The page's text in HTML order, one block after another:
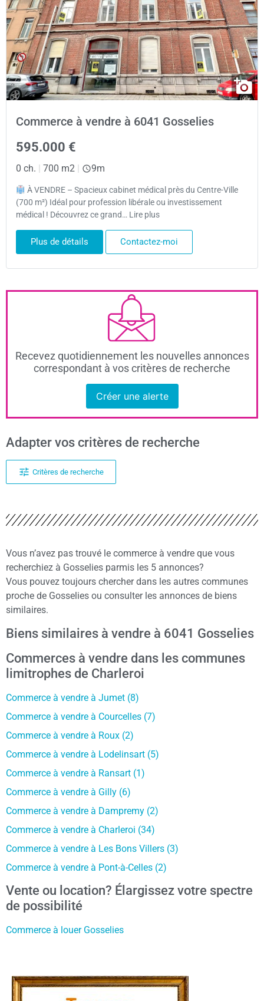
Commerce à vendre à 6041 Gosselies
595.000 €
0 ch. | 700 m2 | 9m
À VENDRE – Spacieux cabinet médical près du Centre-Ville
(700 m²) Idéal pour profession libérale ou investissement
médical ! Découvrez ce grand… Lire plus
Plus de détails Contactez-moi
Recevez quotidiennement les nouvelles annonces
correspondant à vos critères de recherche
Créer une alerte
Adapter vos critères de recherche
Critères de recherche
Vous n’avez pas trouvé le commerce à vendre que vous
recherchiez à Gosselies parmis les 5 annonces?
Vous pouvez toujours chercher dans les autres communes
proche de Gosselies ou consulter les annonces de biens
similaires.
Biens similaires à vendre à 6041 Gosselies
Commerces à vendre dans les communes
limitrophes de Charleroi
Commerce à vendre à Jumet (8)
Commerce à vendre à Courcelles (7)
Commerce à vendre à Roux (2)
Commerce à vendre à Lodelinsart (5)
Commerce à vendre à Ransart (1)
Commerce à vendre à Gilly (6)
Commerce à vendre à Dampremy (2)
Commerce à vendre à Charleroi (34)
Commerce à vendre à Les Bons Villers (3)
Commerce à vendre à Pont-à-Celles (2)
Vente ou location? Élargissez votre spectre
de possibilité
Commerce à louer Gosselies